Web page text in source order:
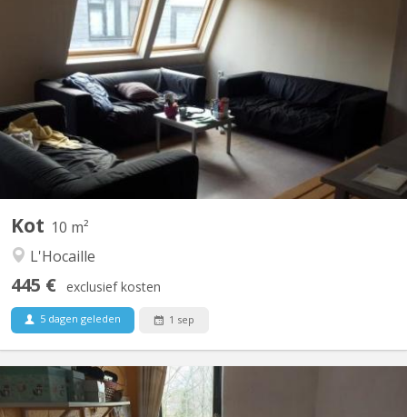
Kot 10 m²
L'Hocaille
445 € exclusief kosten
5 dagen geleden 1 sep
Chambre 302 dans un communautaire de 10 , 2 WC, 2 douches.
Le loyer mobilier est de 250€ pour l’année payable soit en au
début de l’année soit mensuellement. La taxe de séjour de 245€
(sauf changement de la part de la commune) est à régler à
l'entrée.